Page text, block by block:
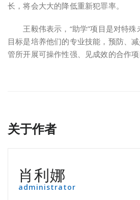
长，将会大大的降低重新犯罪率。
王毅伟表示，“助学”项目是对特殊
目标是培养他们的专业技能，预防、
管所开展可操作性强、见成效的合作项
关于作者
肖利娜
administrator